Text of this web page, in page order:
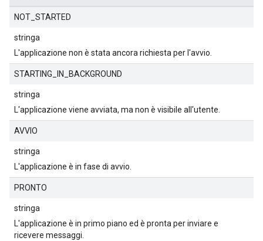
NOT_STARTED
stringa
L'applicazione non è stata ancora richiesta per l'avvio.
STARTING_IN_BACKGROUND
stringa
L'applicazione viene avviata, ma non è visibile all'utente.
AVVIO
stringa
L'applicazione è in fase di avvio.
PRONTO
stringa
L'applicazione è in primo piano ed è pronta per inviare e
ricevere messaggi.